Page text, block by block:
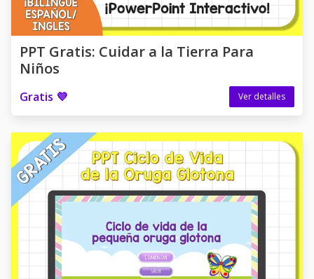
PPT Gratis: Cuidar a la Tierra Para
Niños
Gratis 💜 Ver detalles